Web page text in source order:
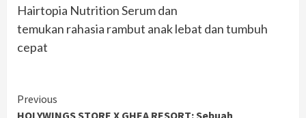
Hairtopia Nutrition Serum dan
temukan rahasia rambut anak lebat dan tumbuh
cepat
Continue
Previous
HOLYWINGS STORE X GHEA RESORT: Sebuah